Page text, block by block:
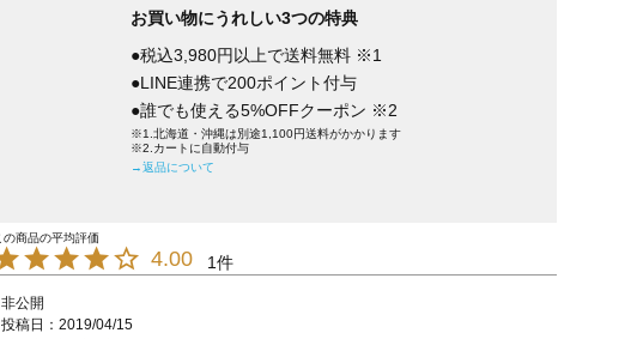
お買い物にうれしい3つの特典
●税込3,980円以上で送料無料 ※1
●LINE連携で200ポイント付与
●誰でも使える5%OFFクーポン ※2
※1.北海道・沖縄は別途1,100円送料がかかります
※2.カートに自動付与
→返品について
4.00 1
非公開
投稿日
2019/04/15